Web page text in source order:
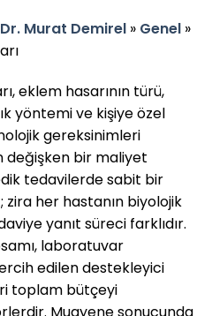
Murat Demirel » Genel »
eklem hasarının türü,
yöntemi ve kişiye özel
gereksinimleri
değişken bir maliyet
tedavilerde sabit bir
her hastanın biyolojik
yanıt süreci farklıdır.
laboratuvar
edilen destekleyici
toplam bütçeyi
Muayene sonucunda